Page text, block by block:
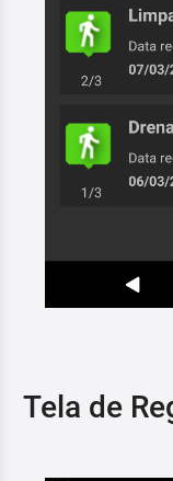
Tela de